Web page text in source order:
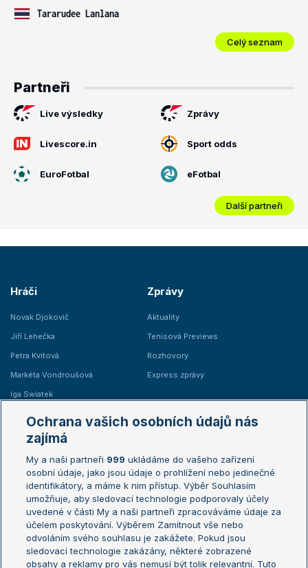
Tararudee Lanlana
Celý seznam
Partneři
Live výsledky Zprávy
Livescore.in Sport odds
EuroFotbal eFotbal
Další partneři
Hráči
Novak Djokovič
Jiří Lehečka
Petra Kvitová
Markéta Vondroušová
Iga Swiatek
Zprávy
Aktuality
Tenisová Previews
Rozhovory
Express zprávy
Žebříčky
Žebříček ATP (muži)
Žebříček WTA (ženy)
Sázkařský žebříček
Australian Open
French Open
Wimbledon
US Open
Turnaj mistrů
Turnaj mistryň
Ochrana vašich osobních údajů nás
zajímá
My a naši partneři 999 ukládáme do vašeho zařízení
osobní údaje, jako jsou údaje o prohlížení nebo jedinečné
identifikátory, a máme k nim přístup. Výběr Souhlasím
umožňuje, aby sledovací technologie podporovaly účely
uvedené v části My a naši partneři zpracováváme údaje za
účelem poskytování. Výběrem Zamítnout vše nebo
odvoláním svého souhlasu je zakážete. Pokud jsou
sledovací technologie zakázány, některé zobrazené
obsahy a reklamy pro vás nemusí být tolik relevantní. Tuto